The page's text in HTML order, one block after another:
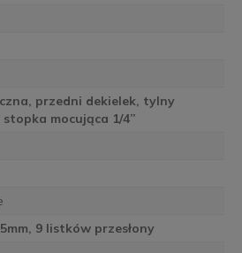
przedni dekielek, tylny
mocująca 1/4”
9 listków przesłony